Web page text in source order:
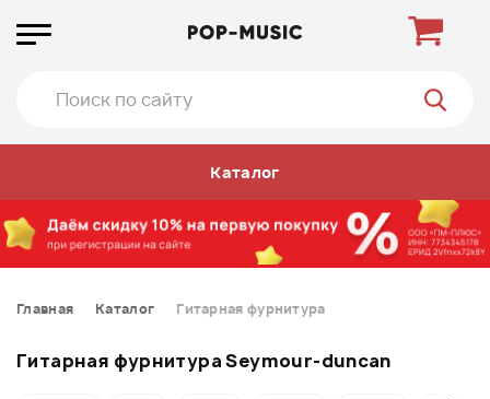
Каталог
Главная Каталог Гитарная фурнитура
Гитарная фурнитура Seymour-duncan